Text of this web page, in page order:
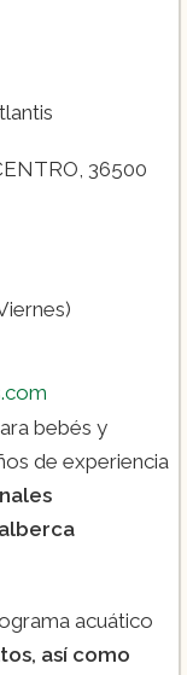
36500
bebés y
de experiencia
acuático
así como